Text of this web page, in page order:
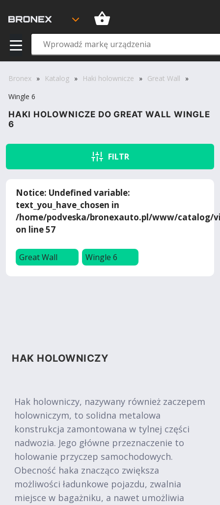
Bronex » Katalog » Haki holownicze » Great Wall
»
Wingle 6
HAKI HOLOWNICZE DO GREAT WALL WINGLE
6
FILTR
Notice: Undefined variable:
text_you_have_chosen in
/home/podveska/bronexauto.pl/www/catalog/
on line57
Great Wall Wingle 6
HAK HOLOWNICZY
Hak holowniczy, nazywany również zaczepem
holowniczym, to solidna metalowa
konstrukcja zamontowana w tylnej części
nadwozia. Jego główne przeznaczenie to
holowanie przyczep samochodowych.
Obecność haka znacząco zwiększa
możliwości ładunkowe pojazdu, zwalnia
miejsce w bagażniku, a nawet umożliwia